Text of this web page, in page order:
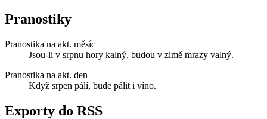
Pranostiky
Pranostika na akt. měsíc
Jsou-li v srpnu hory kalný, budou v zimě mrazy valný.
Pranostika na akt. den
Když srpen pálí, bude pálit i víno.
Exporty do RSS